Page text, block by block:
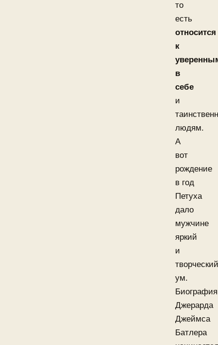
то
есть
относится
к
в
себе
и
людям.
А
вот
рождение
в год
Петуха
дало
мужчине
яркий
и
творческий
ум.
Биография
Джерарда
Джеймса
Батлера